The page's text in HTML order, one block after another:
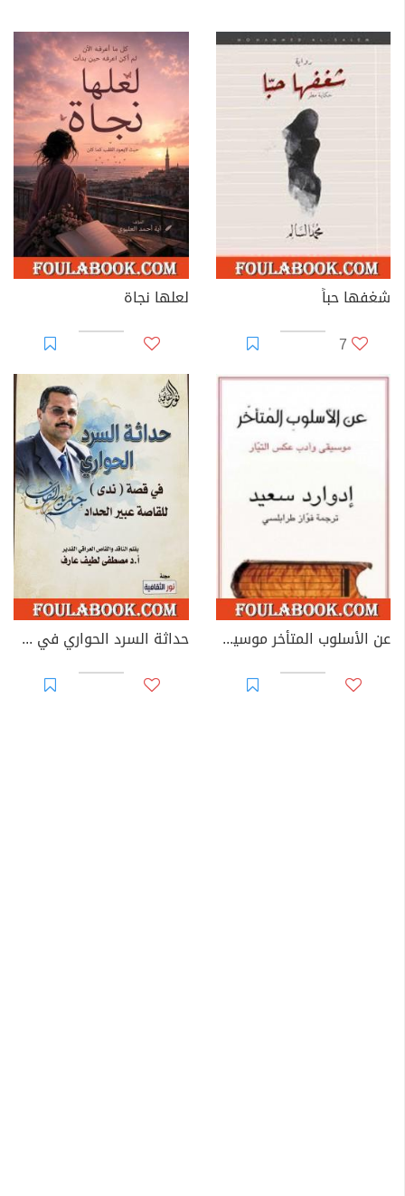
شغفها حباً
7
لعلها نجاة
عن الأسلوب المتأخر موسيقى وأدب عكس التيار حداثة السرد الحواري في قصة «ندى» للقاصة عبير الحداد